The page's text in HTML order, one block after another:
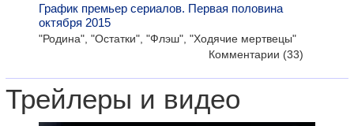
График премьер сериалов. Первая половина
октября 2015
"Родина", "Остатки", "Флэш", "Ходячие мертвецы"
Комментарии (33)
Трейлеры и видео